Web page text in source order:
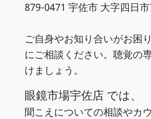
879-0471 宇佐市 大字四日
ご自身やお知り合いがお困
にご相談ください。聴覚の
けましょう。
眼鏡市場宇佐店 では、
聞こえについての相談やカ